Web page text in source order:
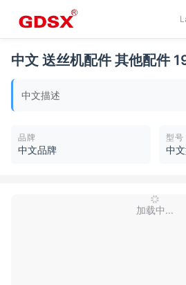
中文 送丝机配件 其他配件
中文描述
品牌
中文品牌
型号
中
加载中...